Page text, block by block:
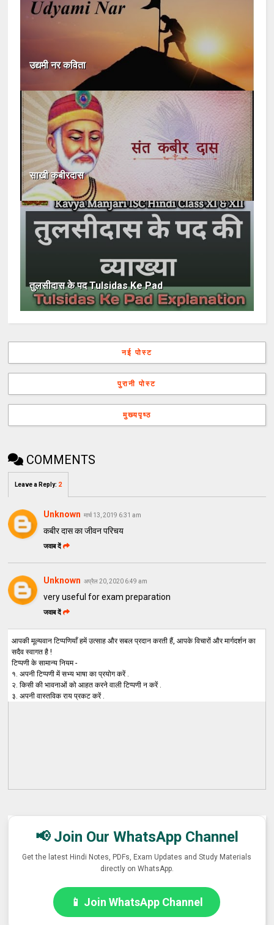
उद्यमी नर कविता
साखी कबीरदास
तुलसीदास के पद Tulsidas Ke Pad
नई पोस्ट
पुरानी पोस्ट
मुख्यपृष्ठ
COMMENTS
Leave a Reply: 2
Unknown मार्च 13, 2019 6:31 am
कबीर दास का जीवन परिचय
जवाब दें
Unknown अप्रैल 20, 2020 6:49 am
very useful for exam preparation
जवाब दें
आपकी मूल्यवान टिप्पणियाँ हमें उत्साह और सबल प्रदान करती हैं, आपके विचारों और मार्गदर्शन का
सदैव स्वागत है !
टिप्पणी के सामान्य नियम -
१. अपनी टिप्पणी में सभ्य भाषा का प्रयोग करें .
२. किसी की भावनाओं को आहत करने वाली टिप्पणी न करें .
३. अपनी वास्तविक राय प्रकट करें .
📢 Join Our WhatsApp Channel
Get the latest Hindi Notes, PDFs, Exam Updates and Study Materials
directly on WhatsApp.
📱 Join WhatsApp Channel